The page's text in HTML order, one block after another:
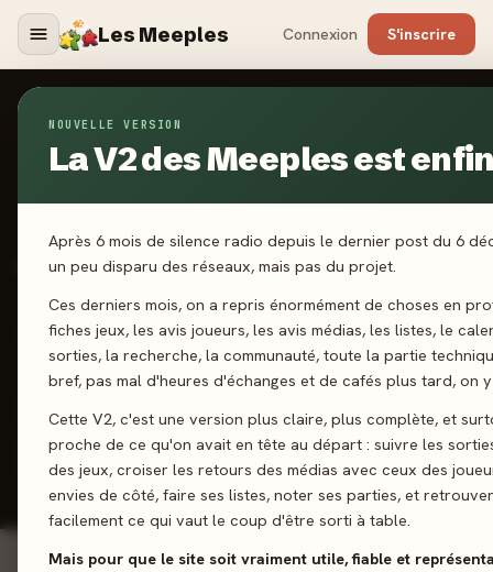
Les Meeples Connexion S'inscrire
NOUVELLE VERSION
La V2 des Meeples est
Après 6 mois de silence radio depuis le dernier post du 6
un peu disparu des réseaux, mais pas du projet.
Ces derniers mois, on a repris énormément de choses en
fiches jeux, les avis joueurs, les avis médias, les listes, le
sorties, la recherche, la communauté, toute la partie
bref, pas mal d'heures d'échanges et de cafés plus tard, on
Cette V2, c'est une version plus claire, plus complète, et
proche de ce qu'on avait en tête au départ : suivre les
des jeux, croiser les retours des médias avec ceux des
envies de côté, faire ses listes, noter ses parties, et
facilement ce qui vaut le coup d'être sorti à table.
Mais pour que le site soit vraiment utile, fiable et
Jeux/Temple Code
2024·BANKIIIZ ÉDITIONS
Temple Code
1-4 joueurs 8 ans+ 30 min Déduction
Donner mon avis